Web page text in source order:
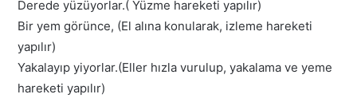
Derede yüzüyorlar.( Yüzme hareketi yapılır)
Bir yem görünce, (El alına konularak, izleme hareketi
yapılır)
Yakalayıp yiyorlar.(Eller hızla vurulup, yakalama ve yeme
hareketi yapılır)